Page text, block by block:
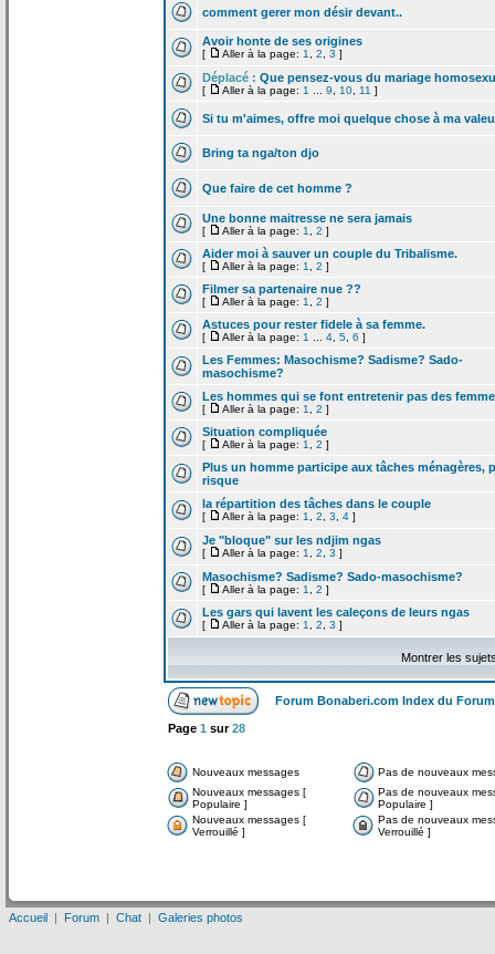
comment gerer mon désir devant..
Avoir honte de ses origines
[ Aller à la page: 1 2 3 ]
Déplacé : Que pensez-vous du mariage
[ Aller à la page: 1 9 10 11 ]
Si tu m'aimes, offre moi quelque chose à ma
Bring ta nga/ton djo
Que faire de cet homme ?
Une bonne maitresse ne sera jamais
[ Aller à la page: 1 2 ]
Aider moi à sauver un couple du Tribalisme.
[ Aller à la page: 1 2 ]
Filmer sa partenaire nue ??
[ Aller à la page: 1 2 ]
Astuces pour rester fidele à sa femme.
[ Aller à la page: 1 4 5 6 ]
Les Femmes: Masochisme? Sadisme? Sado-
masochisme?
Les hommes qui se font entretenir pas des
[ Aller à la page: 1 2 ]
Situation compliquée
[ Aller à la page: 1 2 ]
Plus un homme participe aux tâches ménagères,
risque
la répartition des tâches dans le couple
[ Aller à la page: 1 2 3 4 ]
Je "bloque" sur les ndjim ngas
[ Aller à la page: 1 2 3 ]
Masochisme? Sadisme? Sado-masochisme?
[ Aller à la page: 1 2 ]
Les gars qui lavent les caleçons de leurs ngas
[ Aller à la page: 1 2 3 ]
Montrer les
Forum Bonaberi.com Index du Forum
Page 1 sur28
Nouveaux messages
Pas de nouveaux
Nouveaux messages [
Populaire ]
Pas de nouveaux
Populaire ]
Nouveaux messages [
Verrouillé ]
Pas de nouveaux
Verrouillé ]
Accueil | Forum | Chat | Galeries photos